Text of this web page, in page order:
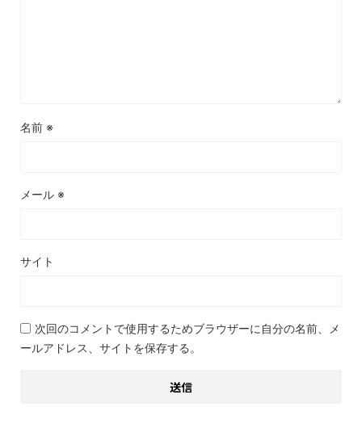
名前 ※
メール ※
サイト
次回のコメントで使用するためブラウザーに自分の名前、メ
ールアドレス、サイトを保存する。